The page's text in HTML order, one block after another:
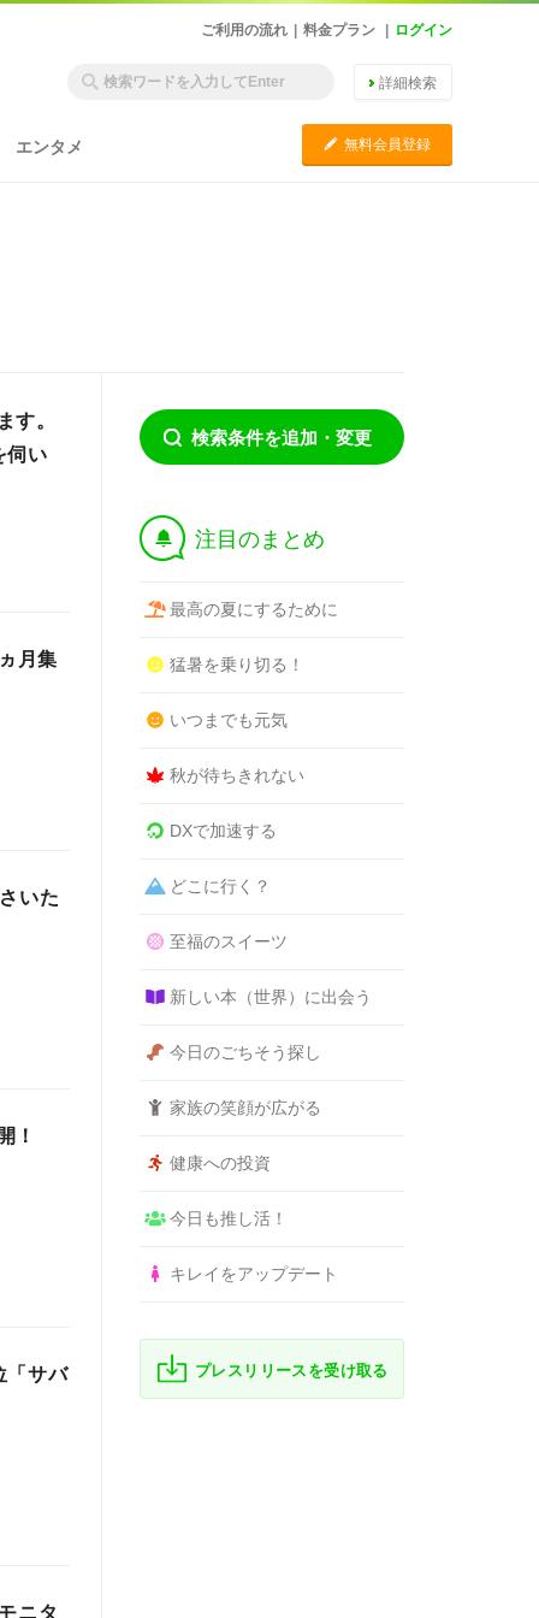
ご利用の流れ 料金プラン ログイン
詳細検索
エンタメ C 無料会員登録
す。
伺い
月集
いた
！
「サバ
ニタ
検索条件を追加・変更
† 注目のまとめ
最高の夏にするために
猛暑を乗り切る！
いつまでも元気
秋が待ちきれない
DXで加速する
どこに行く？
至福のスイーツ
新しい本（世界）に出会う
今日のごちそう探し
家族の笑顔が広がる
健康への投資
今日も推し活！
キレイをアップデート
プレスリリースを受け取る